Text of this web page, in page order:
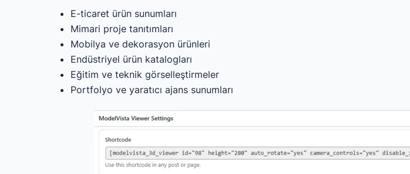
E-ticaret ürün sunumları
Mimari proje tanıtımları
Mobilya ve dekorasyon ürünleri
Endüstriyel ürün katalogları
Eğitim ve teknik görselleştirmeler
Portfolyo ve yaratıcı ajans sunumları